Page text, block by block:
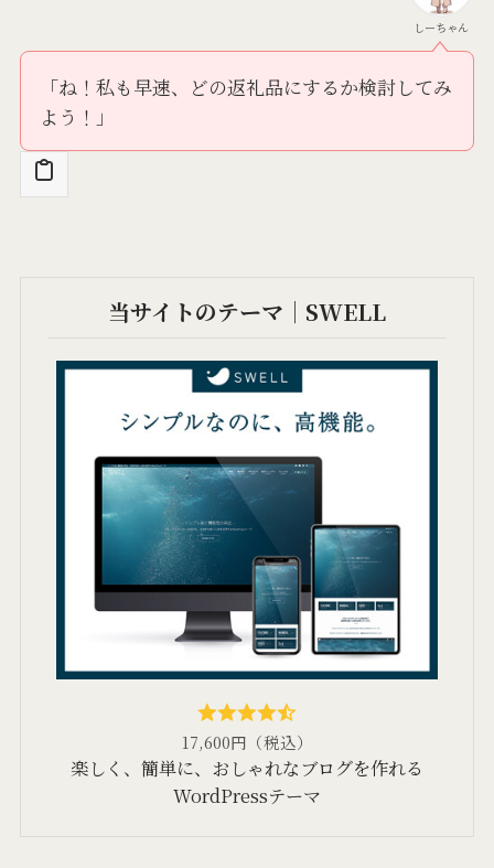
しーちゃん
「ね！私も早速、どの返礼品にするか検討してみ
よう！」
当サイトのテーマ｜SWELL
17,600円（税込）
楽しく、簡単に、おしゃれなブログを作れる
WordPressテーマ